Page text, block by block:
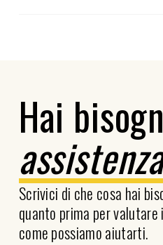
Hai
Scrivici di che cosa hai
quanto prima per
come possiamo aiutarti.